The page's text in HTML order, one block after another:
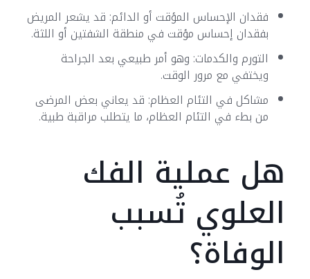
فقدان الإحساس المؤقت أو الدائم: قد يشعر المريض
بفقدان إحساس مؤقت في منطقة الشفتين أو اللثة.
التورم والكدمات: وهو أمر طبيعي بعد الجراحة
ويختفي مع مرور الوقت.
مشاكل في التئام العظام: قد يعاني بعض المرضى
من بطء في التئام العظام، ما يتطلب مراقبة طبية.
هل عملية الفك
العلوي تُسبب
الوفاة؟